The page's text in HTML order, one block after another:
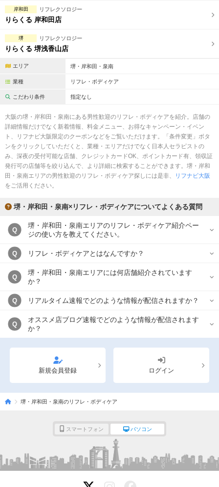
岸和田 リフレクソロジー
りらくる 岸和田店
堺 リフレクソロジー
りらくる 堺浅香山店
エリア 堺・岸和田・泉南
業種 リフレ・ボディケア
こだわり条件 指定なし
大阪の堺・岸和田・泉南にある男性歓迎のリフレ・ボディケアを紹介。店舗の
詳細情報だけでなく新着情報、料金メニュー、お得なキャンペーン・イベン
ト、リフナビ大阪限定のクーポンなどをご覧いただけます。「条件変更」ボタ
ンをクリックしていただくと、業種・エリアだけでなく日本人セラピストの
み、深夜の受付可能な店舗、クレジットカードOK、ポイントカード有、領収証
発行可の店舗等を絞り込んで、より詳細に検索することができます。堺・岸和
田・泉南エリアの男性歓迎のリフレ・ボディケア探しには是非、
リフナビ大阪
をご活用ください。
堺・岸和田・泉南×リフレ・ボディケアについてよくある質問
Q
堺・岸和田・泉南エリアのリフレ・ボディケア紹介ペー
ジの使い方を教えてください。
Q リフレ・ボディケアとはなんですか？
Q
堺・岸和田・泉南エリアには何店舗紹介されています
か？
Q リアルタイム速報でどのような情報が配信されますか？
Q
オススメ店ブログ速報でどのような情報が配信されます
か？
新規会員登録 ログイン
堺・岸和田・泉南のリフレ・ボディケア
スマートフォン パソコン